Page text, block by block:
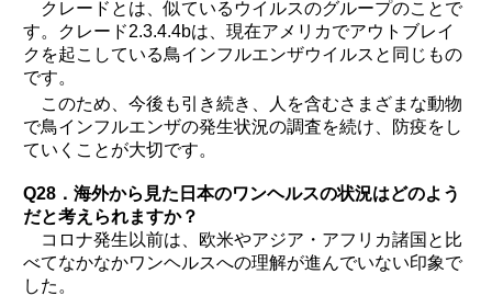
クレードとは、似ているウイルスのグループのことで
す。クレード2.3.4.4bは、現在アメリカでアウトブレイ
クを起こしている鳥インフルエンザウイルスと同じもの
です。
このため、今後も引き続き、人を含むさまざまな動物
で鳥インフルエンザの発生状況の調査を続け、防疫をし
ていくことが大切です。
Q28．海外から見た日本のワンヘルスの状況はどのよう
だと考えられますか？
コロナ発生以前は、欧米やアジア・アフリカ諸国と比
べてなかなかワンヘルスへの理解が進んでいない印象で
した。